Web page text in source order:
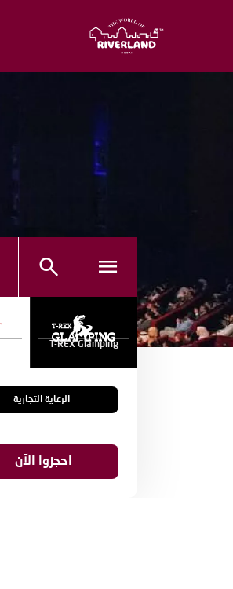
T-REX Glamping
الرعاية التجارية